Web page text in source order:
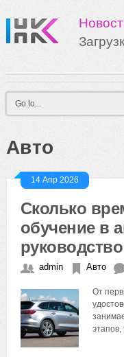
Авто
14 Апр 2026
Сколько
обучение в
руководство
admin Авто
От